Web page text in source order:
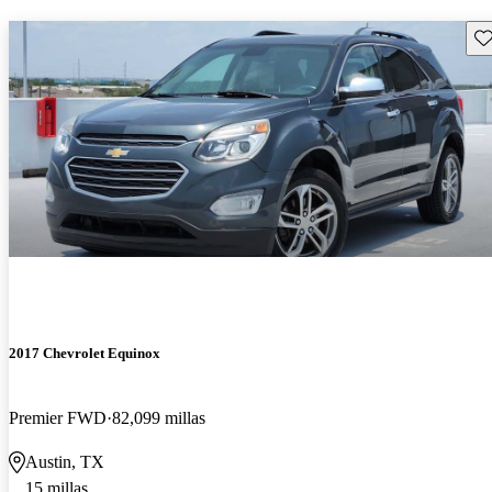
2017 Chevrolet Equinox
Premier FWD 82,099 millas
Austin, TX